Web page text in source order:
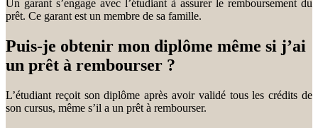
Un garant s’engage avec l’étudiant à assurer le remboursement du
prêt. Ce garant est un membre de sa famille.
Puis-je obtenir mon diplôme même si j’ai
un prêt à rembourser ?
L’étudiant reçoit son diplôme après avoir validé tous les crédits de
son cursus, même s’il a un prêt à rembourser.